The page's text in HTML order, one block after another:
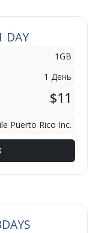
DAY
1GB
1 День
$11
Puerto Rico Inc.